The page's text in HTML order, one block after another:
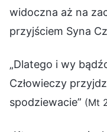
widoczna aż na
przyjściem Syna
„Dlatego i wy
Człowieczy
spodziewacie” (Mt